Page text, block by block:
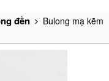
đền
Bulong mạ kẽm